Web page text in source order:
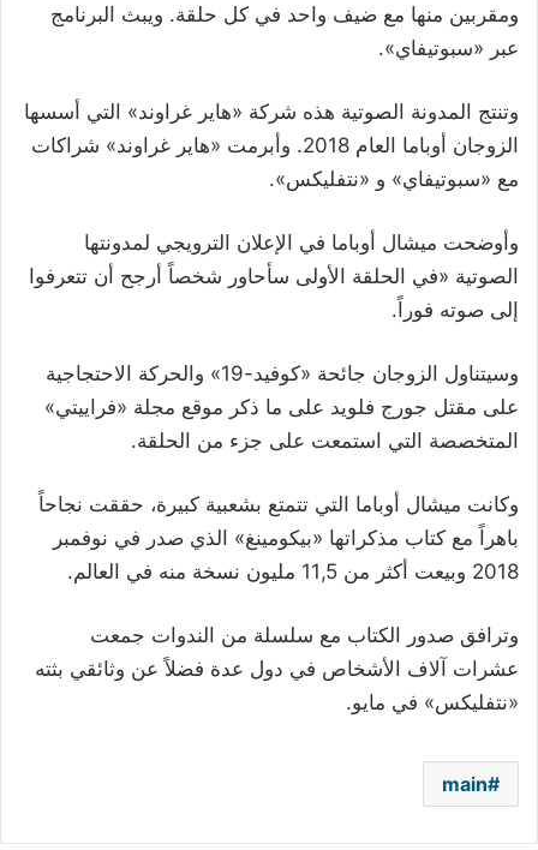
ومقربين منها مع ضيف واحد في كل حلقة. ويبث البرنامج
عبر «سبوتيفاي».
وتنتج المدونة الصوتية هذه شركة «هاير غراوند» التي أسسها
الزوجان أوباما العام 2018. وأبرمت «هاير غراوند» شراكات
مع «سبوتيفاي» و «نتفليكس».
وأوضحت ميشال أوباما في الإعلان الترويجي لمدونتها
الصوتية «في الحلقة الأولى سأحاور شخصاً أرجح أن تتعرفوا
إلى صوته فوراً .
وسيتناول الزوجان جائحة «كوفيد-19» والحركة الاحتجاجية
على مقتل جورج فلويد على ما ذكر موقع مجلة «فراييتي»
المتخصصة التي استمعت على جزء من الحلقة.
وكانت ميشال أوباما التي تتمتع بشعبية كبيرة، حققت نجاحاً
باهراً مع كتاب مذكراتها «بيكومينغ» الذي صدر في نوفمبر
2018 وبيعت أكثر من 11,5 مليون نسخة منه في العالم
.
وترافق صدور الكتاب مع سلسلة من الندوات جمعت
عشرات آلاف الأشخاص في دول عدة فضلاً عن وثائقي بثته
«نتفليكس» في مايو.
main